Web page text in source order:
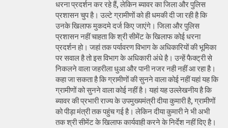
धरना प्रदर्शन कर रहे हैं, लेकिन ब्यावर का जिला और पुलिस
प्रशासन चुप है। उल्टे ग्रामीणों को ही धमकी दी जा रही है कि
उनके खिलाफ मुकदमे दर्ज किए जाएंगे। जिला और पुलिस
प्रशासन नहीं चाहता कि श्री सीमेंट के खिलाफ कोई धरना
प्रदर्शन हो। जहां तक पर्यावरण विभाग के अधिकारियों की भूमिका
पर सवाल है तो इस विभाग के अधिकारी अंधे है। उन्हें फैक्ट्री से
निकलने वाला जहरीला धुआ और पानी नजर नही नहीं आ रहा है।
कहा जा सकता है कि ग्रामीणों की सुनने वाला कोई नहीं यहां यह कि
ग्रामीणों को सुनने वाला कोई नहीं है। यहां यह उल्लेखनीय है कि
ब्यावर की प्रभारी राज्य के उपमुख्यमंत्री दीया कुमारी है, ग्रामीणों
को पीड़ा मंत्री तक पहुंच गई है। लेकिन दीया कुमारी ने भी अभी
तक श्री सीमेंट के खिलाफ कार्यवाही करने के निर्देश नहीं दिए है।